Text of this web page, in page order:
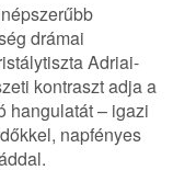
drámai
Adriai-
kontraszt adja a
hangulatát – igazi
napfényes